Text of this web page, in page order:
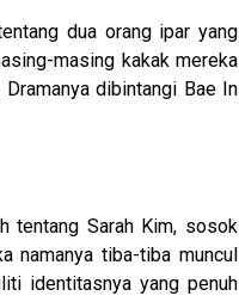
dua orang ipar yang
masing kakak mereka
dibintangi Bae In
tentang Sarah Kim, sosok
namanya tiba-tiba muncul
identitasnya yang penuh